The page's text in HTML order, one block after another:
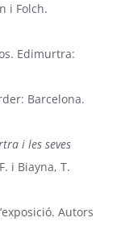
i Folch.
Edimurtra:
Barcelona.
i les seves
i Biayna, T.
Autors